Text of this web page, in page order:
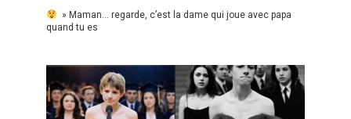
» Maman… regarde, c’est la dame qui joue avec papa
quand tu es